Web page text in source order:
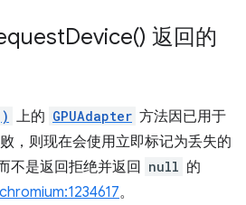
Device() 返回的
上的 GPUAdapter 方法因已用于
，则现在会使用立即标记为丢失的
不是返回拒绝并返回 null 的
。